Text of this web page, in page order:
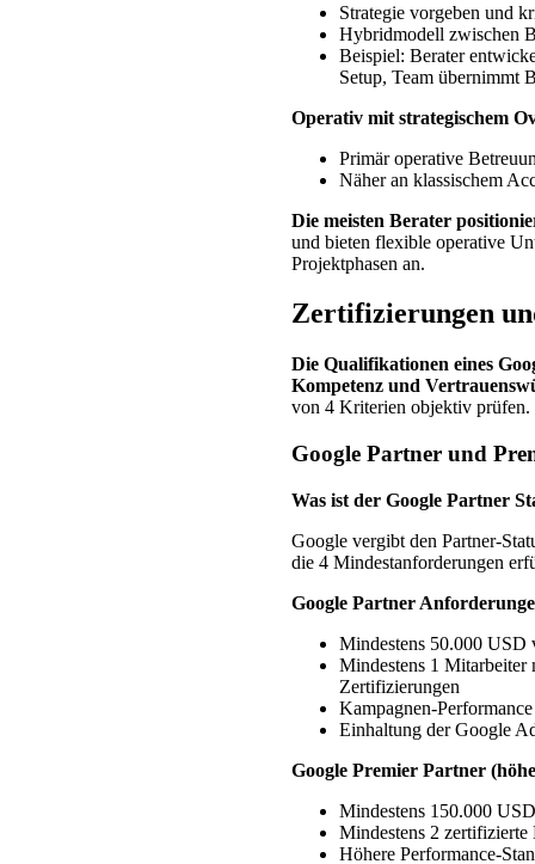
Strategie vorgeben und
Hybridmodell zwischen
Beispiel: Berater
Setup, Team übernimmt
Operativ mit strategischem
Primär operative
Näher an klassischem
Die meisten Berater
und bieten flexible operative
Projektphasen an.
Zertifizierungen
Die Qualifikationen eines
Kompetenz und
von 4 Kriterien objektiv prüfen.
Google Partner und
Was ist der Google Partner
Google vergibt den Partner-
die 4 Mindestanforderungen
Google Partner
Mindestens 50.000 USD
Mindestens 1
Zertifizierungen
Kampagnen-
Einhaltung der Google
Google Premier Partner
Mindestens 150.000
Mindestens 2 zertifizierte
Höhere Performance-